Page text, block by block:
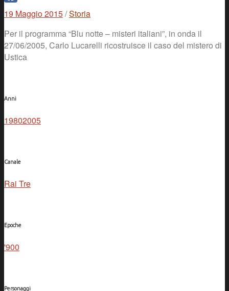
Facebook
19 Maggio 2015/Storia
Per il programma “Blu notte – misteri italiani”, in onda il
27/06/2005, Carlo Lucarelli ricostruisce il caso del mistero di
Ustica
Anni
19802005
Canale
Rai Tre
Epoche
'900
Personaggi